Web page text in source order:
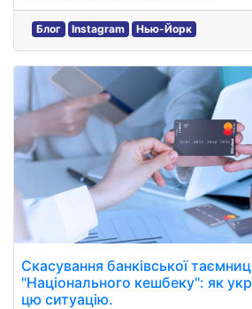
Блог Instagram Нью-Йорк
Скасування банківської
"Національного кешбеку": як
цю ситуацію.